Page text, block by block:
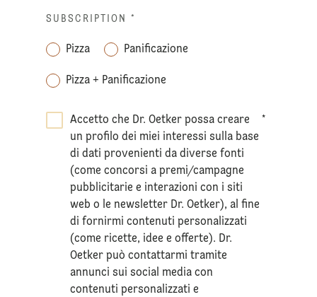
SUBSCRIPTION *
Pizza Panificazione
Pizza + Panificazione
Accetto che Dr. Oetker possa creare
un profilo dei miei interessi sulla base
di dati provenienti da diverse fonti
(come concorsi a premi/campagne
pubblicitarie e interazioni con i siti
web o le newsletter Dr. Oetker), al fine
di fornirmi contenuti personalizzati
(come ricette, idee e offerte). Dr.
Oetker può contattarmi tramite
annunci sui social media con
contenuti personalizzati e
*